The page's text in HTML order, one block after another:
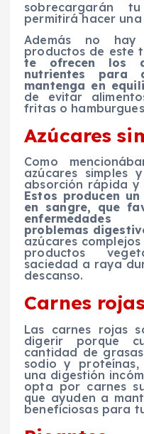
sobrecargarán
permitirá hacer
Además no
productos de este
te ofrecen los
nutrientes para
mantenga en
de evitar
fritas o
Azúcares
Como
azúcares simples
absorción rápida
Estos producen
en sangre, que
problemas
azúcares
productos
saciedad a raya
descanso.
Carnes
Las carnes rojas
digerir porque
cantidad de
sodio y
una digestión
opta por carnes
que ayuden a
beneficiosas para